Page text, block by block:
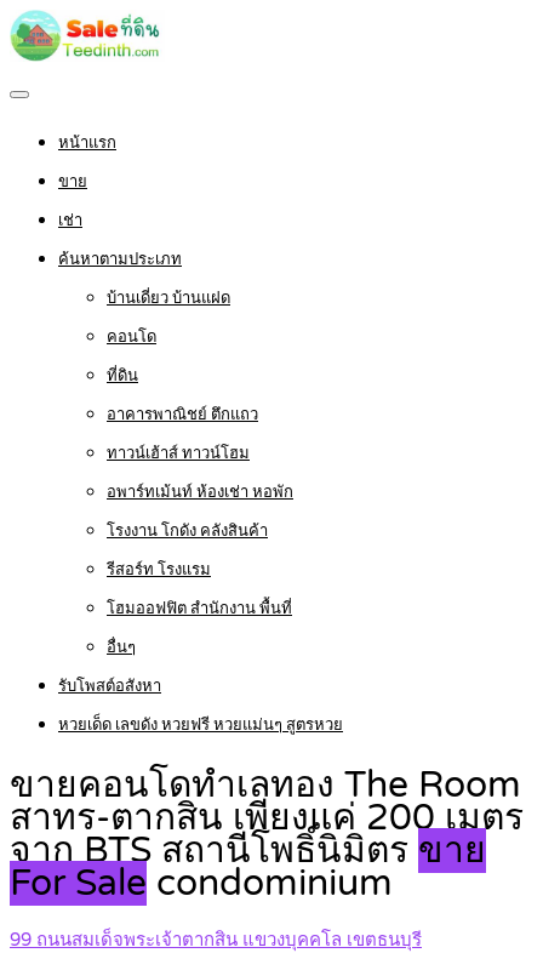
หน้าแรก
ขาย
เช่า
ค้นหาตามประเภท
บ้านเดี่ยว บ้านแฝด
คอนโด
ที่ดิน
อาคารพาณิชย์ ตึกแถว
ทาวน์เฮ้าส์ ทาวน์โฮม
อพาร์ทเม้นท์ ห้องเช่า หอพัก
โรงงาน โกดัง คลังสินค้า
รีสอร์ท โรงแรม
โฮมออฟฟิต สำนักงาน พื้นที่
อื่นๆ
รับโพสต์อสังหา
หวยเด็ด เลขดัง หวยฟรี หวยแม่นๆ สูตรหวย
ขายคอนโดทำเลทอง The Room
สาทร-ตากสิน เพียงแค่ 200 เมตร
จาก BTS สถานีโพธิ์นิมิตร ขาย
For Sale condominium
99 ถนนสมเด็จพระเจ้าตากสิน แขวงบุคคโล เขตธนบุรี